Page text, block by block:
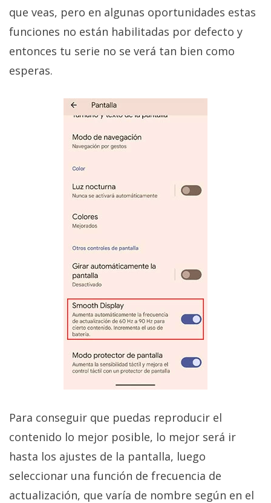
que veas, pero en algunas oportunidades estas
funciones no están habilitadas por defecto y
entonces tu serie no se verá tan bien como
esperas.
Para conseguir que puedas reproducir el
contenido lo mejor posible, lo mejor será ir
hasta los ajustes de la pantalla, luego
seleccionar una función de frecuencia de
actualización, que varía de nombre según en el